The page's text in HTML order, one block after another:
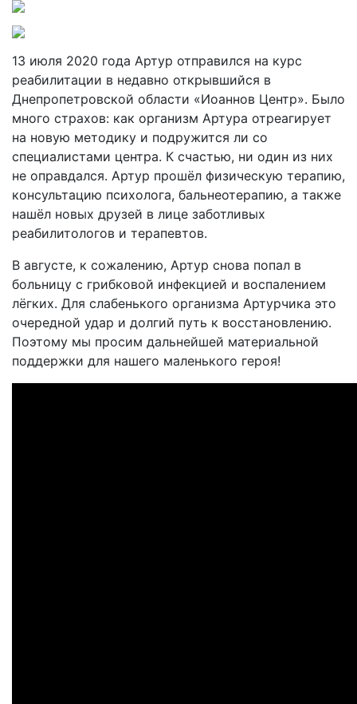
13 июля 2020 года Артур отправился на курс
реабилитации в недавно открывшийся в
Днепропетровской области «Иоаннов Центр». Было
много страхов: как организм Артура отреагирует
на новую методику и подружится ли со
специалистами центра. К счастью, ни один из них
не оправдался. Артур прошёл физическую терапию,
консультацию психолога, бальнеотерапию, а также
нашёл новых друзей в лице заботливых
реабилитологов и терапевтов.
В августе, к сожалению, Артур снова попал в
больницу с грибковой инфекцией и воспалением
лёгких. Для слабенького организма Артурчика это
очередной удар и долгий путь к восстановлению.
Поэтому мы просим дальнейшей материальной
поддержки для нашего маленького героя!